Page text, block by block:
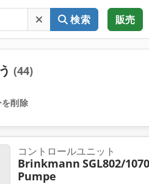
検索 販売
(44)
削除
コントロールユニット
Brinkmann SGL802/
Pumpe